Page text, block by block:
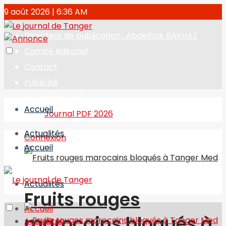
9 août 2026 | 6:36 AM
Directeur de publication : Abdelhak BAKHAT
Journal PDF 2026
Connexion
Accueil
Actualités
Fruits rouges
Accueil
Actualités
Accueil
Actualités